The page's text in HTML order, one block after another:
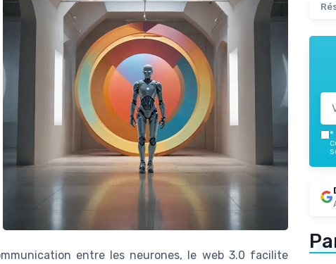
entre les neurones, le web 3.0 facilite
*